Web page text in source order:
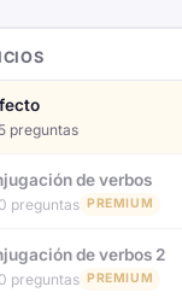
preguntas
de verbos
preguntas PREMIUM
de verbos 2
preguntas PREMIUM